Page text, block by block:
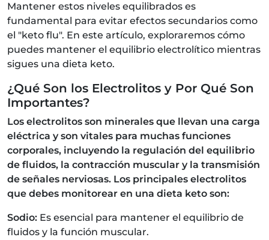
Mantener estos niveles equilibrados es
fundamental para evitar efectos secundarios como
el "keto flu". En este artículo, exploraremos cómo
puedes mantener el equilibrio electrolítico mientras
sigues una dieta keto.
¿Qué Son los Electrolitos y Por Qué Son
Importantes?
Los electrolitos son minerales que llevan una carga
eléctrica y son vitales para muchas funciones
corporales, incluyendo la regulación del equilibrio
de fluidos, la contracción muscular y la transmisión
de señales nerviosas. Los principales electrolitos
que debes monitorear en una dieta keto son:
Sodio: Es esencial para mantener el equilibrio de
fluidos y la función muscular.